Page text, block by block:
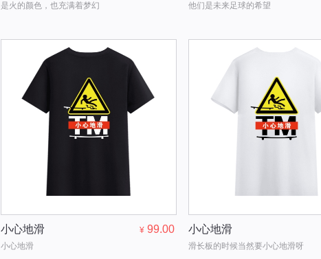
是火的颜色，也充满着梦幻 他们是未来足球的希望
小心地滑 ¥ 99.00
小心地滑
小心地滑
滑长板的时候当然要小心地滑呀